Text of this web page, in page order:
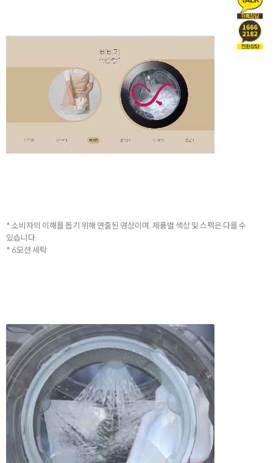
* 소비자의 이해를 돕기 위해 연출된 영상이며, 제품별 색상 및 스펙은 다를 수
있습니다.
* 6모션 세탁